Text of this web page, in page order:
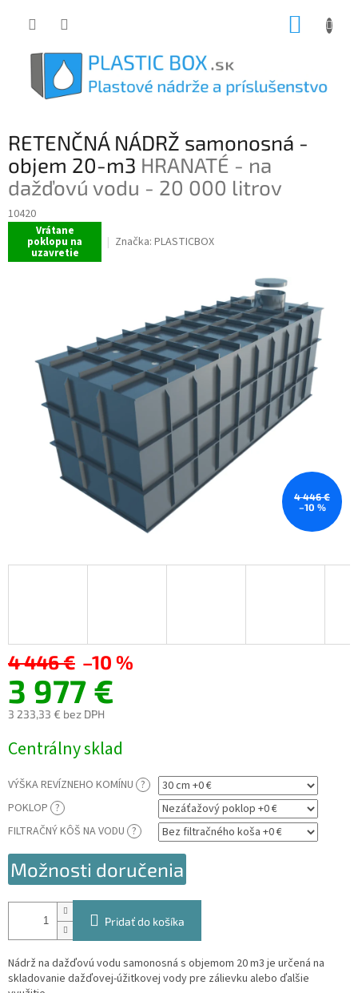
RETENČNÁ NÁDRŽ samonosná -
objem 20-m3 HRANATÉ - na
dažďovú vodu - 20 000 litrov
10420
Vrátane
poklopu na
uzavretie
Značka: PLASTICBOX
4 446 €
–10 %
4 446 € –10 %
3 977 €
3 233,33 € bez DPH
cena:
Centrálny sklad
VÝŠKA REVÍZNEHO KOMÍNU ?
POKLOP ?
FILTRAČNÝ KÔŠ NA VODU ?
Možnosti doručenia
Pridať do košíka
Nádrž na dažďovú vodu samonosná s objemom 20 m3 je určená na
skladovanie dažďovej-úžitkovej vody pre zálievku alebo ďalšie